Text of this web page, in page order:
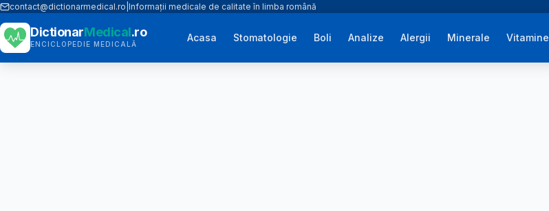
contact@dictionarmedical.ro Informații medicale de calitate în limba română
DictionarMedical.ro
ENCICLOPEDIE MEDICALĂ
Acasa Stomatologie Boli Analize Alergii Minerale Vitamine